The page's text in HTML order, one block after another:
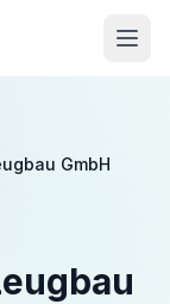
GmbH